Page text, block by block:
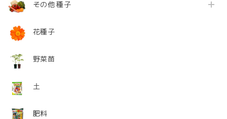
その他 種子
花種子
野菜苗
土
肥料